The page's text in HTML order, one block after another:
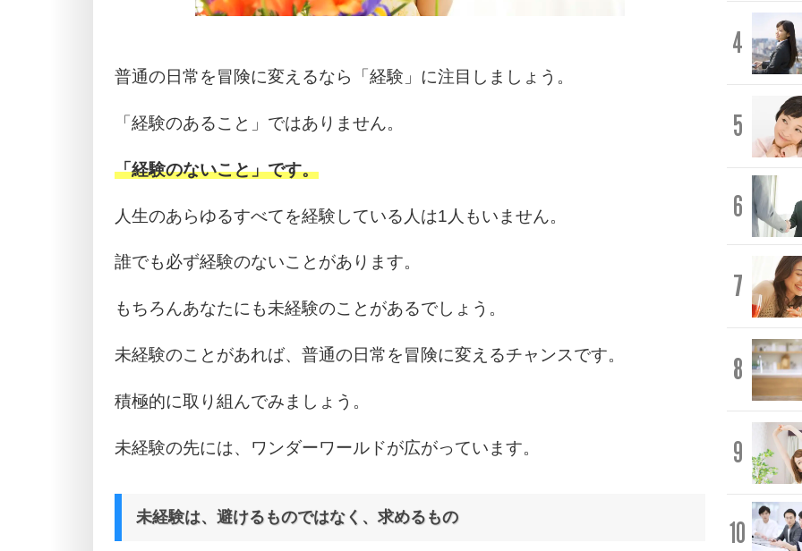
普通の日常を冒険に変えるなら「経験」に注目しましょう。
「経験のあること」ではありません。
「経験のないこと」です。
人生のあらゆるすべてを経験している人は1人もいません。
誰でも必ず経験のないことがあります。
もちろんあなたにも未経験のことがあるでしょう。
未経験のことがあれば、普通の日常を冒険に変えるチャンスです。
積極的に取り組んでみましょう。
未経験の先には、ワンダーワールドが広がっています。
未経験は、避けるものではなく、求めるもの
4
5
6
7
8
9
10